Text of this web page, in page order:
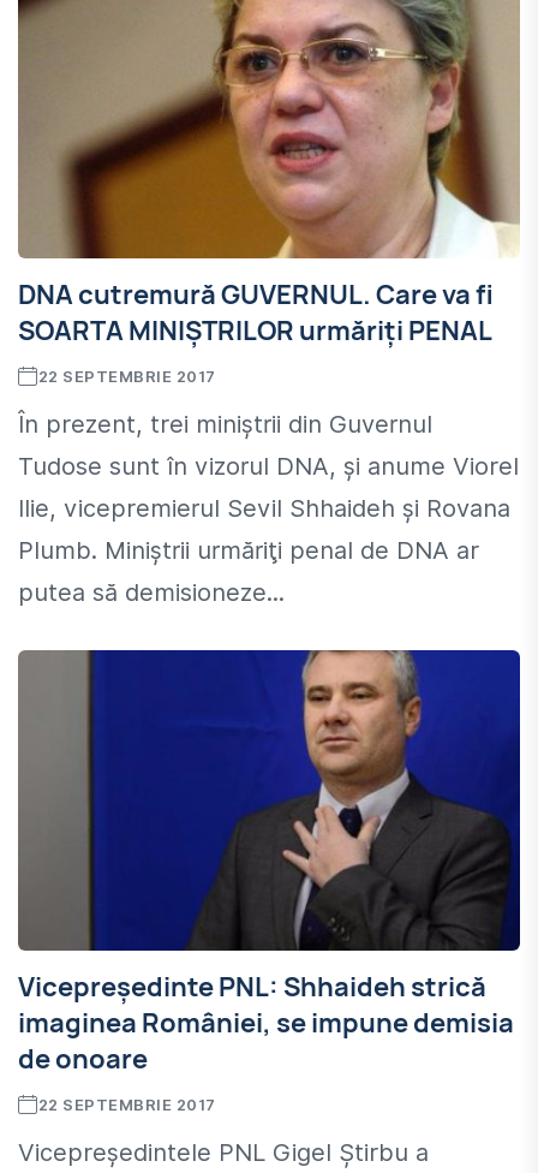
DNA cutremură GUVERNUL. Care va fi
SOARTA MINIŞTRILOR urmăriţi PENAL
22 SEPTEMBRIE 2017
În prezent, trei miniştrii din Guvernul
Tudose sunt în vizorul DNA, şi anume Viorel
Ilie, vicepremierul Sevil Shhaideh şi Rovana
Plumb. Miniştrii urmăriţi penal de DNA ar
putea să demisioneze...
Vicepreședinte PNL: Shhaideh strică
imaginea României, se impune demisia
de onoare
22 SEPTEMBRIE 2017
Vicepreședintele PNL Gigel Știrbu a